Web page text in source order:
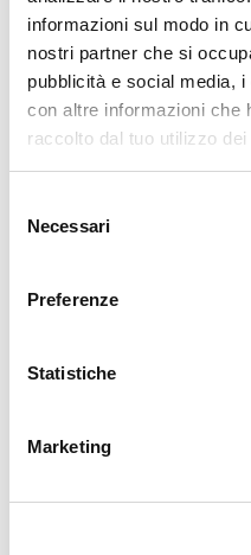
informazioni sul modo in
nostri partner che si
pubblicità e social media,
con altre informazioni che
raccolto dal tuo utilizzo
delNecessari
Preferenze
Statistiche
Marketing
X
Facebook
Allenamento
Corpo Libero
mainenteponte
Nome*